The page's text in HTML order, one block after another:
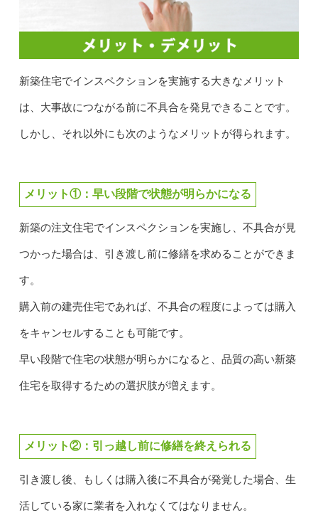
新築住宅でインスペクションを実施する大きなメリット
は、大事故につながる前に不具合を発見できることです。
しかし、それ以外にも次のようなメリットが得られます。
メリット①：早い段階で状態が明らかになる
新築の注文住宅でインスペクションを実施し、不具合が見
つかった場合は、引き渡し前に修繕を求めることができま
す。
購入前の建売住宅であれば、不具合の程度によっては購入
をキャンセルすることも可能です。
早い段階で住宅の状態が明らかになると、品質の高い新築
住宅を取得するための選択肢が増えます。
メリット②：引っ越し前に修繕を終えられる
引き渡し後、もしくは購入後に不具合が発覚した場合、生
活している家に業者を入れなくてはなりません。